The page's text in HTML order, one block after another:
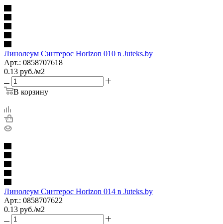
Линолеум Синтерос Horizon 010 в Juteks.by
Арт.: 0858707618
0.13 руб./м2
В корзину
Линолеум Синтерос Horizon 014 в Juteks.by
Арт.: 0858707622
0.13 руб./м2